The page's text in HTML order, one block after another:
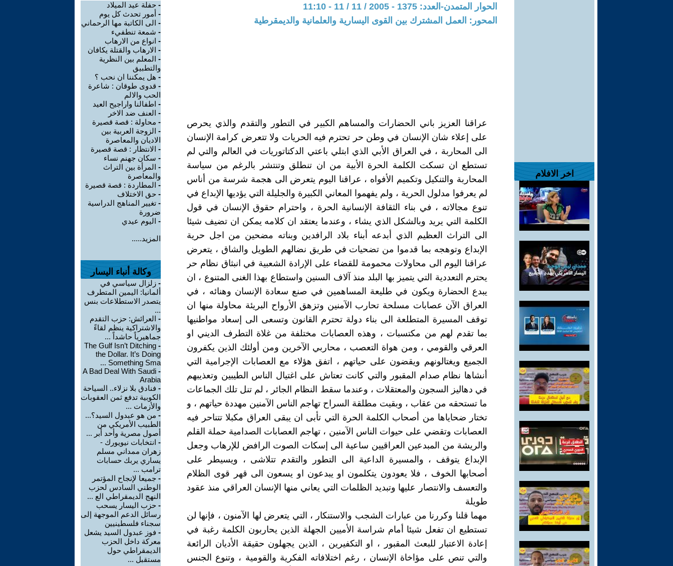
اخر الافلام
الحوار المتمدن-العدد: 1375 - 2005 / 11 / 11 - 11:10
المحور: العمل المشترك بين القوى اليسارية والعلمانية والديمقرطية
عراقنا العزيز باني الحضارات والمساهم الكبير في التطور والتقدم والذي يحرص
على إعلاء شان الإنسان في وطن حر تحترم فيه الحريات ولا تتعرض كرامة الإنسان
الى المحاربة ، في العراق الأبي الذي ابتلي باعتي الدكتاتوريات في العالم والتي لم
تستطع ان تسكت الكلمة الحرة الأبية من ان تنطلق وتنتشر بالرغم من سياسة
المحاربة والتنكيل وتكميم الأفواه ، عراقنا اليوم يتعرض الى هجمة شرسة من أناس
لم يعرفوا مدلول الحرية ، ولم يفهموا المعاني الكبيرة والجليلة التي يؤديها الإبداع في
تنوع مجالاته ، في بناء الثقافة الإنسانية الحرة ، واحترام حقوق الإنسان في قول
الكلمة التي يريد وبالشكل الذي يشاء ، وعندما يعتقد ان كلامه يمكن ان تضيف شيئا
الى التراث العظيم الذي أبدعه أبناء بلاد الرافدين وبناته مضحين من اجل حرية
الإبداع وتوهجه بما قدموا من تضحيات في طريق نضالهم الطويل والشاق ، يتعرض
عراقنا اليوم الى محاولات محمومة للقضاء على الإرادة الشعبية في انبثاق نظام حر
يحترم التعددية التي يتميز بها البلد منذ آلاف السنين واستطاع بهذا الغنى المتنوع ، ان
يبدع الحضارة ويكون في طليعة المساهمين في صنع سعادة الإنسان وهنائه ، في
العراق الآن عصابات مسلحة تحارب الآمنين وتزهق الأرواح البريئة محاولة منها ان
توقف المسيرة المتطلعة الى بناء دولة تحترم القانون وتسعى الى إسعاد مواطنيها
بما تقدم لهم من مكتسبات ، وهذه العصابات مختلفة من غلاة التطرف الديني او
العرقي والقومي ، ومن هواة التعصب ، محاربي الآخرين ومن أولئك الذين يكفرون
الجميع ويغتالونهم ويقضون على حياتهم ، اتفق هؤلاء مع العصابات الإجرامية التي
أنشاها نظام صدام المقبور والتي كانت تعتاش على اغتيال الناس الطيبين وتعذيبهم
في دهاليز السجون والمعتقلات ، وعندما سقط النظام الجائر ، لم تنل تلك الجماعات
ما تستحقه من عقاب ، وبقيت مطلقة السراح تهاجم الناس الآمنين مهددة حياتهم ، و
تختار ضحاياها من أصحاب الكلمة الحرة التي تأبى ان يبقى العراق مكبلا تتناحر فيه
العصابات وتقضي على حيوات الناس الآمنين ، تهاجم العصابات الصدامية حملة القلم
والريشة من المبدعين العراقيين ساعية الى إسكات الصوت الرافض للإرهاب وجعل
الإبداع يتوقف ، والمسيرة الداعية الى التطور والتقدم تتلاشى ، ويسيطر على
أصحابها الخوف ، فلا يعودون يتكلمون او يبدعون او يسعون الى قهر قوى الظلام
والتعسف والانتصار عليها وتبديد الظلمات التي يعاني منها الإنسان العراقي منذ عقود
طويلة
مهما قلنا وكررنا من عبارات الشجب والاستنكار ، التي يتعرض لها الآمنون ، فإنها لن
تستطيع ان تفعل شيئا أمام شراسة الأميين الجهلة الذين يحاربون الكلمة رغبة في
إعادة الاعتبار للبعث المقبور ، او التكفيرين ، الذين يجهلون حقيقة الأديان الرائعة
والتي تنص على مؤاخاة الإنسان ، رغم اختلافاته الفكرية والقومية ، وتنوع الجنس
- حفلة عيد الميلاد
- أمور تحدث كل يوم
- الى الكاتبة مها الرحماني
- شمعة تنطفيء
- انواع من الارهاب
- الارهاب والقتلة يكافان
- المعلم بين النظرية
والتطبيق
- هل يمكننا ان نحب ؟
- قدوى طوقان : شاعرة
الحب والالم
- اطفالنا واراجيح العيد
- العنف ضد الاخر
- محاولة : قصة قصيرة
- الزوجة العربية بين
الاديان والمعاصرة
- الانتظار : قصة قصيرة
- سكان جهنم نساء
- المرأة بين التراث
والمعاصرة
- المطاردة : قصة قصيرة
- حق الاختلاف
- تغيير المناهج الدراسية
ضرورة
- اليوم عيدي
المزيد.....
وكالة أنباء اليسار
- زلزال سياسي في
ألمانيا: اليمين المتطرف
يتصدر الاستطلاعات بنس
...
- العرائش: حزب التقدم
والاشتراكية ينظم لقاءً
جماهيرياً حاشداً ...
-
The Gulf Isn’t Ditching
the Dollar. It’s Doing
Something Sma ...
-
A Bad Deal With Saudi
Arabia
- فنادق بلا نزلاء.. السياحة
الكوبية تدفع ثمن العقوبات
والأزمات ...
- من هو عبدول السيد؟...
الطبيب الأمريكي من
أصول مصرية وأحد أبر ...
- انتخابات نيويورك -
زهران ممداني مسلم
يساري يربك حسابات
ترامب ...
- جميعا لإنجاح المؤتمر
الوطني السادس لحزب
النهج الديمقراطي الع ...
- حزب اليسار يسحب
رسائل الدعم الموجهة إلى
سجناء فلسطينيين
- فوز عبدول السيد يشعل
معركة داخل الحزب
الديمقراطي حول
مستقبل ...